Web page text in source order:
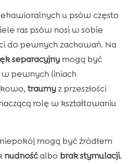
u psów często
ras psów nosi w sobie
do pewnych zachowań. Na
separacyjnymogą być
pewnych liniach
traumyz przeszłości
rolę w kształtowaniu
mogą być źródłem
nudnośćalbo brak stymulacji.